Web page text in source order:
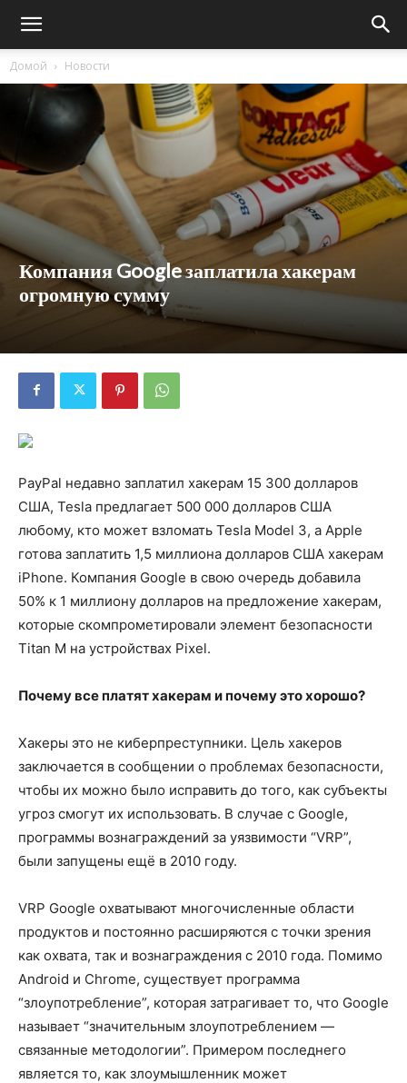
Домой Новости
Компания Google заплатила хакерам
огромную сумму
PayPal недавно заплатил хакерам 15 300 долларов
США, Tesla предлагает 500 000 долларов США
любому, кто может взломать Tesla Model 3, а Apple
готова заплатить 1,5 миллиона долларов США хакерам
iPhone. Компания Google в свою очередь добавила
50% к 1 миллиону долларов на предложение хакерам,
которые скомпрометировали элемент безопасности
Titan M на устройствах Pixel.
Почему все платят хакерам и почему это хорошо?
Хакеры это не киберпреступники. Цель хакеров
заключается в сообщении о проблемах безопасности,
чтобы их можно было исправить до того, как субъекты
угроз смогут их использовать. В случае с Google,
программы вознаграждений за уязвимости “VRP”,
были запущены ещё в 2010 году.
VRP Google охватывают многочисленные области
продуктов и постоянно расширяются с точки зрения
как охвата, так и вознаграждения с 2010 года. Помимо
Android и Chrome, существует программа
“злоупотребление”, которая затрагивает то, что Google
называет “значительным злоупотреблением —
связанные методологии”. Примером последнего
является то, как злоумышленник может